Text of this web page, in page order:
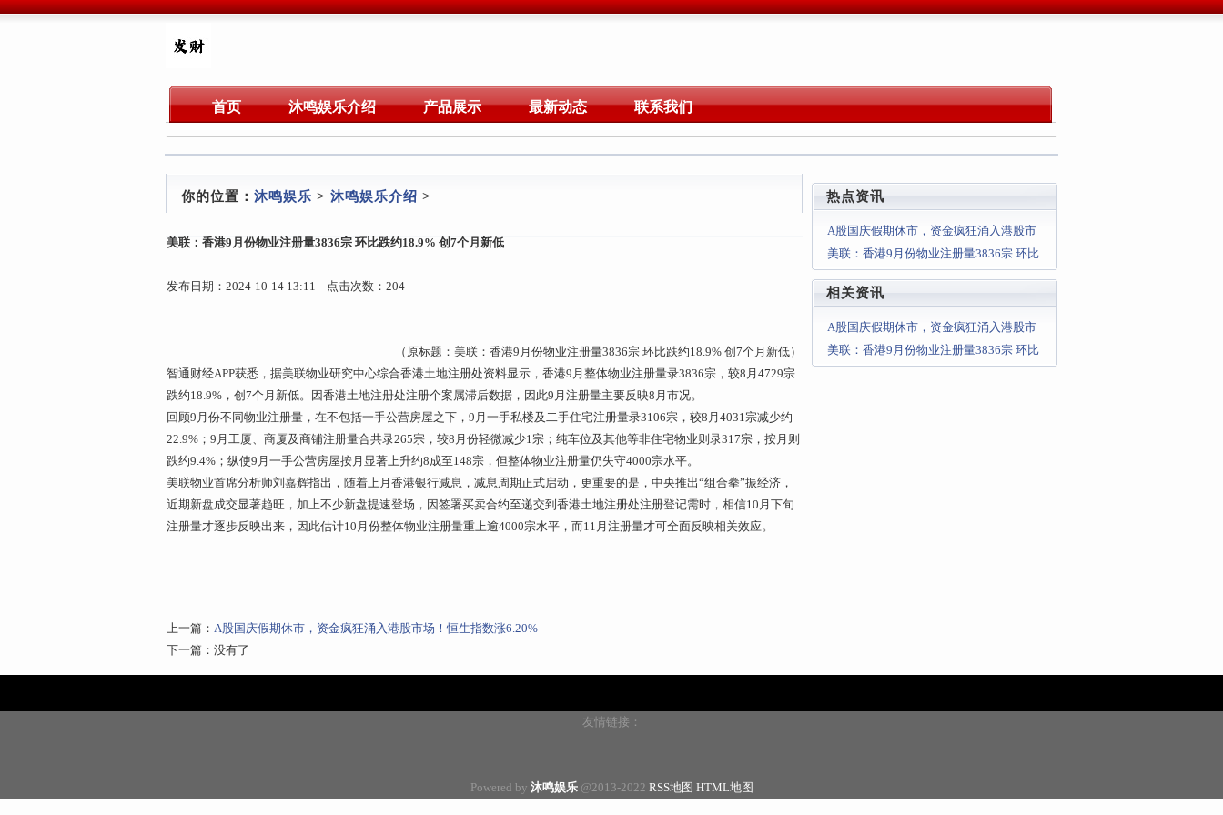
首页 沐鸣娱乐介绍 产品展示 最新动态 联系我们
你的位置： 沐鸣娱乐 > 沐鸣娱乐介绍 >
美联：香港9月份物业注册量3836宗 环比跌约18.9% 创7个月新低
发布日期：2024-10-14 13:11 点击次数：204
（原标题：美联：香港9月份物业注册量3836宗 环比跌约18.9% 创7个月新低）
智通财经APP获悉，据美联物业研究中心综合香港土地注册处资料显示，香港9月整体物业注册量录3836宗，较8月4729宗
跌约18.9%，创7个月新低。因香港土地注册处注册个案属滞后数据，因此9月注册量主要反映8月市况。
回顾9月份不同物业注册量，在不包括一手公营房屋之下，9月一手私楼及二手住宅注册量录3106宗，较8月4031宗减少约
22.9%；9月工厦、商厦及商铺注册量合共录265宗，较8月份轻微减少1宗；纯车位及其他等非住宅物业则录317宗，按月则
跌约9.4%；纵使9月一手公营房屋按月显著上升约8成至148宗，但整体物业注册量仍失守4000宗水平。
美联物业首席分析师刘嘉辉指出，随着上月香港银行减息，减息周期正式启动，更重要的是，中央推出“组合拳”振经济，
近期新盘成交显著趋旺，加上不少新盘提速登场，因签署买卖合约至递交到香港土地注册处注册登记需时，相信10月下旬
注册量才逐步反映出来，因此估计10月份整体物业注册量重上逾4000宗水平，而11月注册量才可全面反映相关效应。
上一篇： A股国庆假期休市，资金疯狂涌入港股市场！恒生指数涨6.20%
下一篇：没有了
热点资讯
A股国庆假期休市，资金疯狂涌入港股市
场！恒生指数涨6.20%
美联：香港9月份物业注册量3836宗 环比
跌约18.9% 创7个
相关资讯
A股国庆假期休市，资金疯狂涌入港股市
场！恒生指数涨6.20%
美联：香港9月份物业注册量3836宗 环比
友情链接：
Powered by 沐鸣娱乐@2013-2022 RSS地图 HTML地图